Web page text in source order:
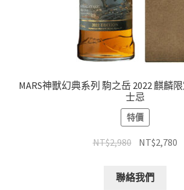
MARS神獸幻典系列 駒之岳 2022 麒麟
士忌
特價
NT$2,980 NT$2,780
聯絡我們